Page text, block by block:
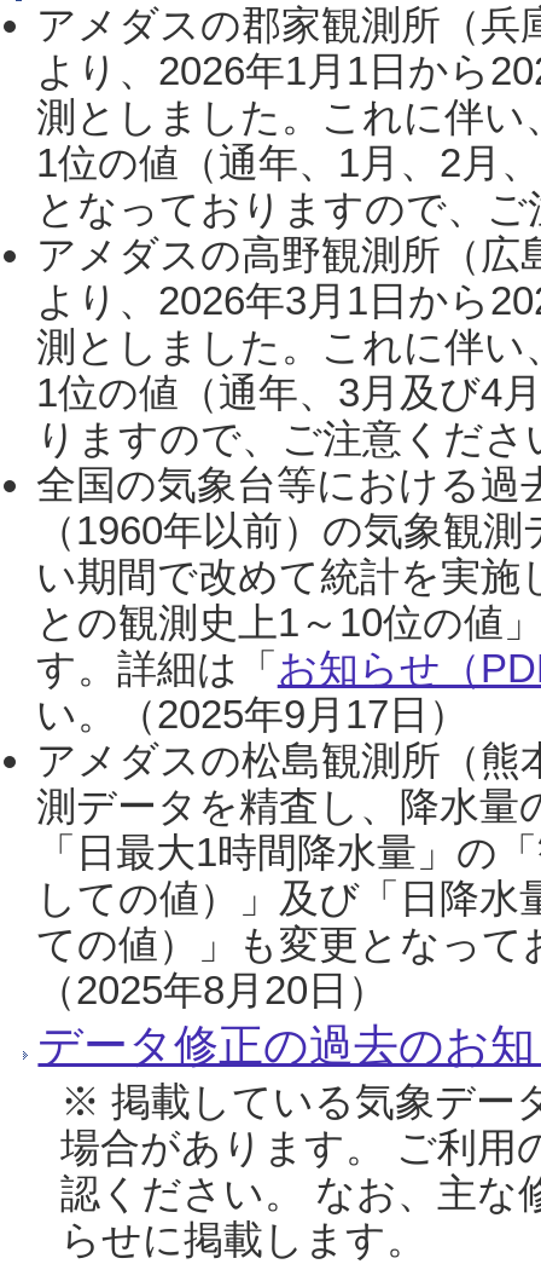
アメダスの郡家観測所（
より、2026年1月1日から
測としました。これに伴い
1位の値（通年、1月、2月
となっておりますので、
アメダスの高野観測所（
より、2026年3月1日から
測としました。これに伴い
1位の値（通年、3月及び4
りますので、ご注意くだ
全国の気象台等における過
（1960年以前）の気象観
い期間で改めて統計を実
との観測史上1～10位の値
す。詳細は「 お知らせ（
い。（2025年9月17日）
アメダスの松島観測所（熊
測データを精査し、降水
「日最大1時間降水量」の
しての値）」及び「日降
ての値）」も変更となっ
（2025年8月20日）
データ修正の過去のお
※ 掲載している気象デー
場合があります。 ご利用
認ください。 なお、主な
らせに掲載します。